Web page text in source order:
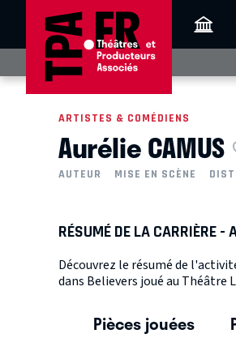
ARTISTES & COMÉDIENS
Aurélie CAMUS
AUTEUR MISE EN SCÈNE
RÉSUMÉ DE LA CARRIÈRE -
Découvrez le résumé de
dans Believers joué au Théâtre
Pièces jouées